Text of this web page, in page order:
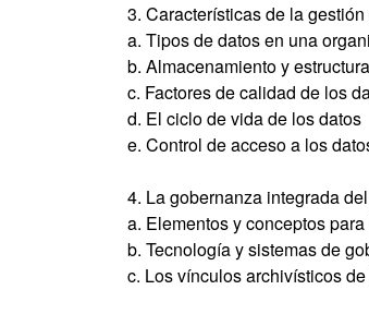
3. Características de la
a. Tipos de datos en una
b. Almacenamiento y
c. Factores de calidad de los
d. El ciclo de vida de los datos
e. Control de acceso a los
4. La gobernanza integrada
a. Elementos y conceptos
b. Tecnología y sistemas de
c. Los vínculos archivísticos